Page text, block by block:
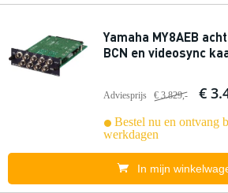
Yamaha MY8AEB
BCN en videosync
Adviesprijs € 3.829,- €
Bestel nu en ontvang
werkdagen
In mijn